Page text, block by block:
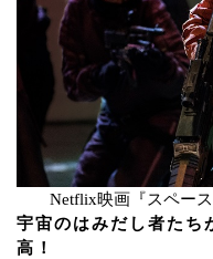
Netflix映画『スペー
宇宙のはみだし者たち
高！